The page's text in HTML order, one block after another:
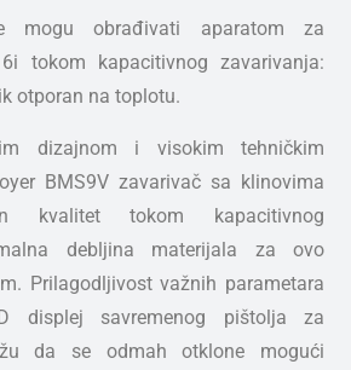
mogu obrađivati aparatom za
tokom kapacitivnog zavarivanja:
otporan na toplotu.
dizajnom i visokim tehničkim
BMS9V zavarivač sa klinovima
kvalitet tokom kapacitivnog
debljina materijala za ovo
Prilagodljivost važnih parametara
displej savremenog pištolja za
da se odmah otklone mogući